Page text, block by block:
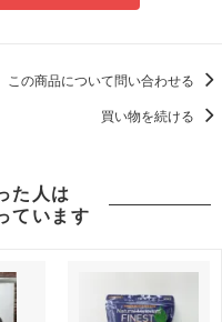
この商品について問い合わせる
買い物を続ける
た人は
ています